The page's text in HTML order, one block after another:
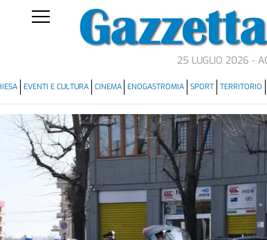
25 LUGLIO 2026 -
EVENTI E CULTURA CINEMA ENOGASTROMIA SPORT TERRITORIO